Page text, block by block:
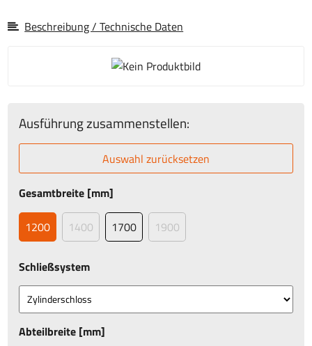
Beschreibung / Technische Daten
Ausführung zusammenstellen:
Auswahl zurücksetzen
Gesamtbreite [mm]
1200 1400 1700 1900
Schließsystem
Abteilbreite [mm]